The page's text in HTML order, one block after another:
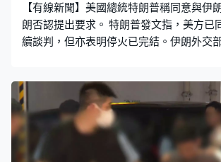
如說是否會看過去的三個月，然後計算平
【有線新聞】美國總統特朗普稱同意與伊
朗否認提出要求。 特朗普發文指，美方已
續談判，但亦表明停火已完結。伊朗外交
長卡利巴夫指，伊朗仍不信任美國，認為
的國家才能與華府談判。 美國有線新聞網
官員指，若伊朗持續威脅霍爾木茲海峽安
火，雙方沒可能啟動核談判。